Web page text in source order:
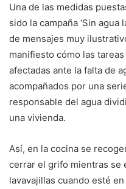
Una de las medidas
sido la campaña ‘Sin agua
de mensajes muy
manifiesto cómo las
afectadas ante la falta de
acompañados por una
responsable del agua
una vivienda.
Así, en la cocina se
cerrar el grifo mientras se
lavavajillas cuando esté